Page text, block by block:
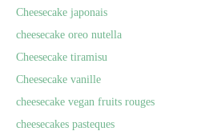
Cheesecake japonais
cheesecake oreo nutella
Cheesecake tiramisu
Cheesecake vanille
cheesecake vegan fruits rouges
cheesecakes pasteques